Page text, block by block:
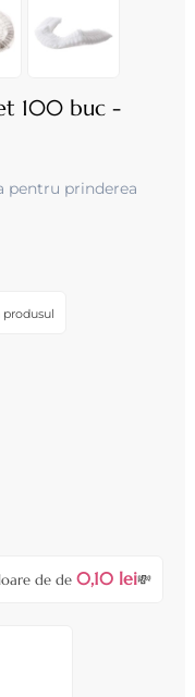
100 buc -
pentru prinderea
de de 0,10 lei💸